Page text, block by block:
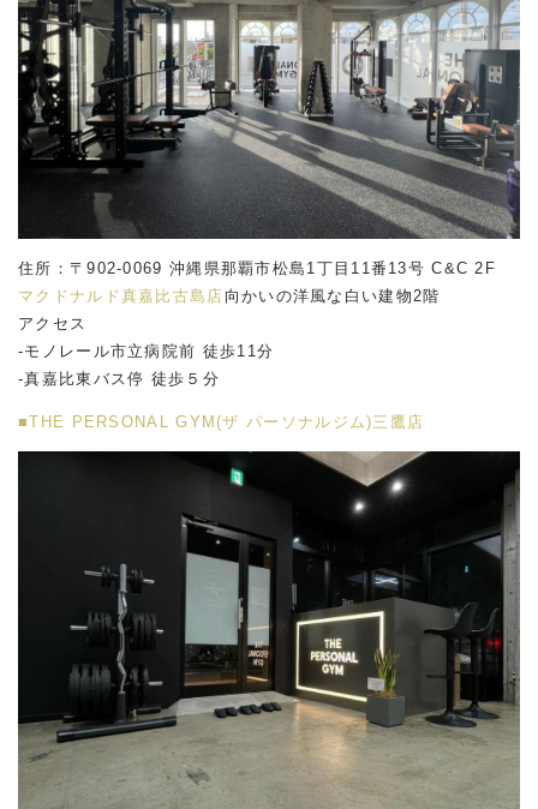
住所：〒902-0069 沖縄県那覇市松島1丁目11番13号 C&C 2F
マクドナルド真嘉比古島店 向かいの洋風な白い建物2階
アクセス
-モノレール市立病院前 徒歩11分
-真嘉比東バス停 徒歩５分
■THE PERSONAL GYM(ザ パーソナルジム)三鷹店